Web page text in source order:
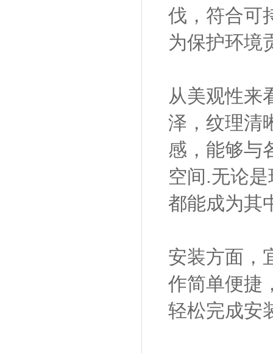
伐，符合可
为保护环境
从美观性来
泽，纹理清
感，能够与
空间.无论
都能成为其
安装方面，
作简单便捷
轻松完成安